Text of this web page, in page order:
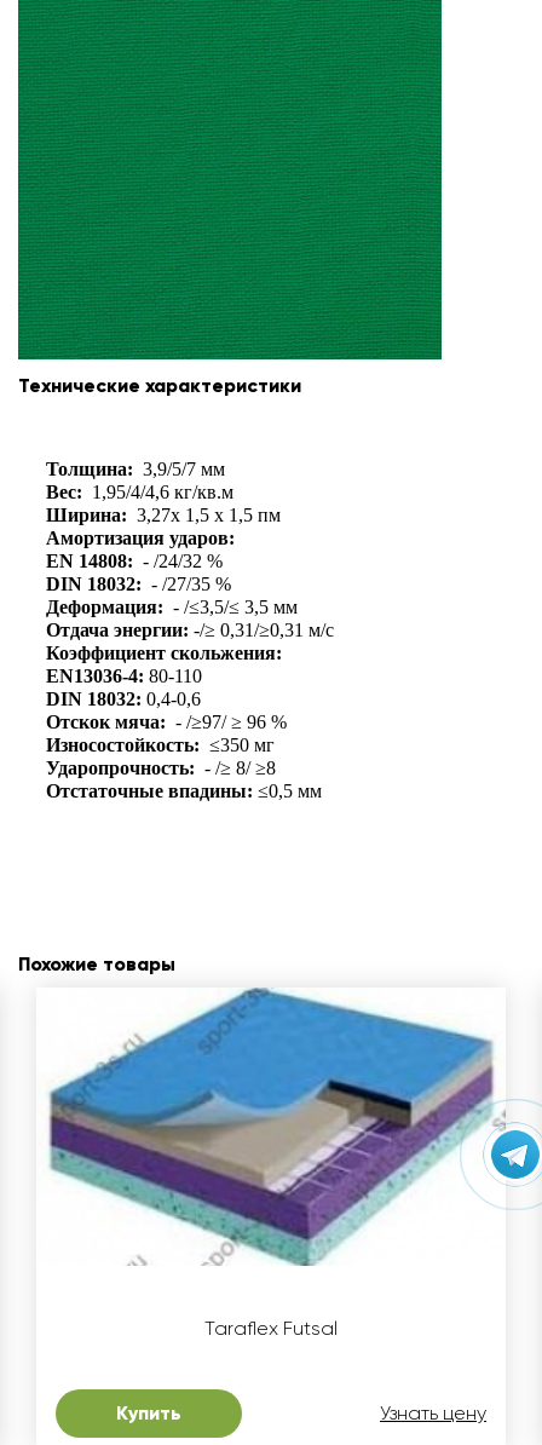
Технические характеристики
Толщина: 3,9/5/7 мм
Вес: 1,95/4/4,6 кг/кв.м
Ширина: 3,27х 1,5 х 1,5 пм
Амортизация ударов:
EN 14808: - /24/32 %
DIN 18032: - /27/35 %
Деформация: - /≤3,5/≤ 3,5 мм
Отдача энергии: -/≥ 0,31/≥0,31 м/с
Коэффициент скольжения:
EN13036-4: 80-110
DIN 18032: 0,4-0,6
Отскок мяча: - /≥97/ ≥ 96 %
Износостойкость: ≤350 мг
Ударопрочность: - /≥ 8/ ≥8
Отстаточные впадины: ≤0,5 мм
Похожие товары
Taraflex Futsal
Купить Узнать цену